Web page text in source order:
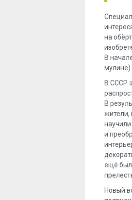
на
В
мулине)
В СССР
В
жители,
и
ещё
Новый